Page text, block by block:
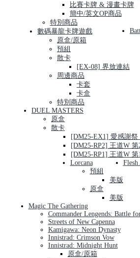
比賽卡牌 & 漫畫卡牌
簡中/英文OP商品
特別商品
數碼暴龍卡牌遊戲
原盒/原箱
預組
散卡
[EX-08] 界放連結
周邊商品
卡套
卡盒
特別商品
DUEL MASTERS
原盒
散卡
[DM25-EX1] 愛感謝
[DM25-RP2] 王道W 第
[DM25-RP1] 王道W 第
Lorcana
預組
美版
原盒
美版
Magic The Gathering
Commander Lengends: Battle
Streets of New Capenna
Kamigawa: Neon Dynasty
Innistrad: Crimson Vow
Innistrad: Midnight Hunt
原盒/原箱